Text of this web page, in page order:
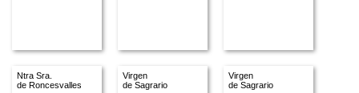
Ntra Sra.
de Roncesvalles
Virgen
de Sagrario
Virgen
de Sagrario